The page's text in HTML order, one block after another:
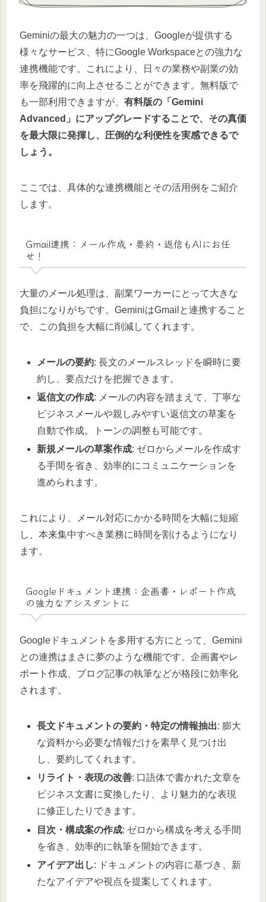
Geminiの最大の魅力の一つは、Googleが提供する
様々なサービス、特にGoogle Workspaceとの強力な
連携機能です。これにより、日々の業務や副業の効
率を飛躍的に向上させることができます。無料版で
も一部利用できますが、 有料版の「Gemini
Advanced」にアップグレードすることで、その真価
を最大限に発揮し、圧倒的な利便性を実感できるで
しょう。
ここでは、具体的な連携機能とその活用例をご紹介
します。
Gmail連携：メール作成・要約・返信もAIにお任
せ！
大量のメール処理は、副業ワーカーにとって大きな
負担になりがちです。GeminiはGmailと連携すること
で、この負担を大幅に削減してくれます。
メールの要約: 長文のメールスレッドを瞬時に要
約し、要点だけを把握できます。
返信文の作成: メールの内容を踏まえて、丁寧な
ビジネスメールや親しみやすい返信文の草案を
自動で作成。トーンの調整も可能です。
新規メールの草案作成: ゼロからメールを作成す
る手間を省き、効率的にコミュニケーションを
進められます。
これにより、メール対応にかかる時間を大幅に短縮
し、本来集中すべき業務に時間を割けるようになり
ます。
Googleドキュメント連携：企画書・レポート作成
の強力なアシスタントに
Googleドキュメントを多用する方にとって、Gemini
との連携はまさに夢のような機能です。企画書やレ
ポート作成、ブログ記事の執筆などが格段に効率化
されます。
長文ドキュメントの要約・特定の情報抽出: 膨大
な資料から必要な情報だけを素早く見つけ出
し、要約してくれます。
リライト・表現の改善: 口語体で書かれた文章を
ビジネス文書に変換したり、より魅力的な表現
に修正したりできます。
目次・構成案の作成: ゼロから構成を考える手間
を省き、効率的に執筆を開始できます。
アイデア出し: ドキュメントの内容に基づき、新
たなアイデアや視点を提案してくれます。